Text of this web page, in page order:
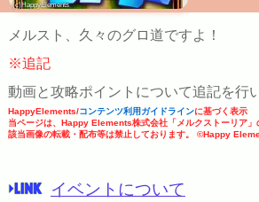
(c)HappyElements
メルスト、久々のグロ道ですよ！
※追記
動画と攻略ポイントについて追記を行
HappyElements/コンテンツ利用ガイドラインに基づく表示
当ページは、Happy Elements株式会社「メルクストーリア」
該当画像の転載・配布等は禁止しております。 ©Happy
イベントについて